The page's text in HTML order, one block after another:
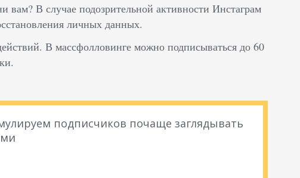
В случае подозрительной активности Инстаграм
личных данных.
В массфолловинге можно подписываться до 60
подписчиков почаще заглядывать